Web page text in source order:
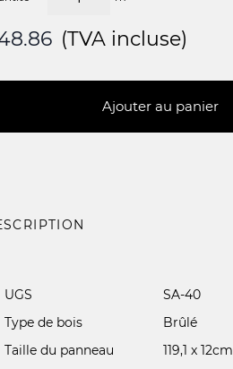
(TVA incluse)
Ajouter au panier
UGS
SA-40
Type de bois
Brûlé
Taille du panneau
119,1 x 12cm